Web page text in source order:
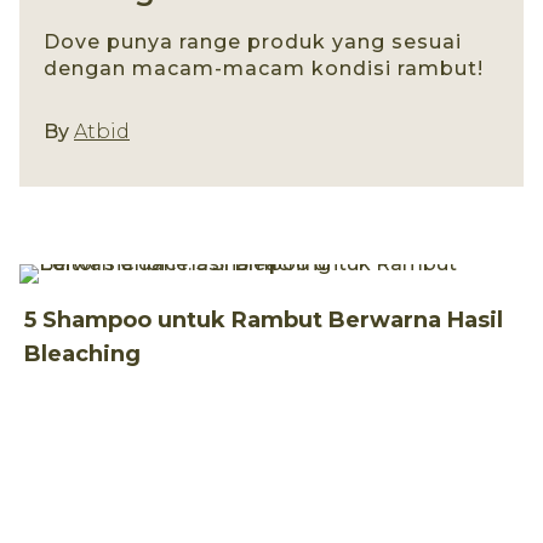
Dove punya range produk yang sesuai
dengan macam-macam kondisi rambut!
By Atbid
5 Shampoo untuk Rambut Berwarna Hasil
Bleaching